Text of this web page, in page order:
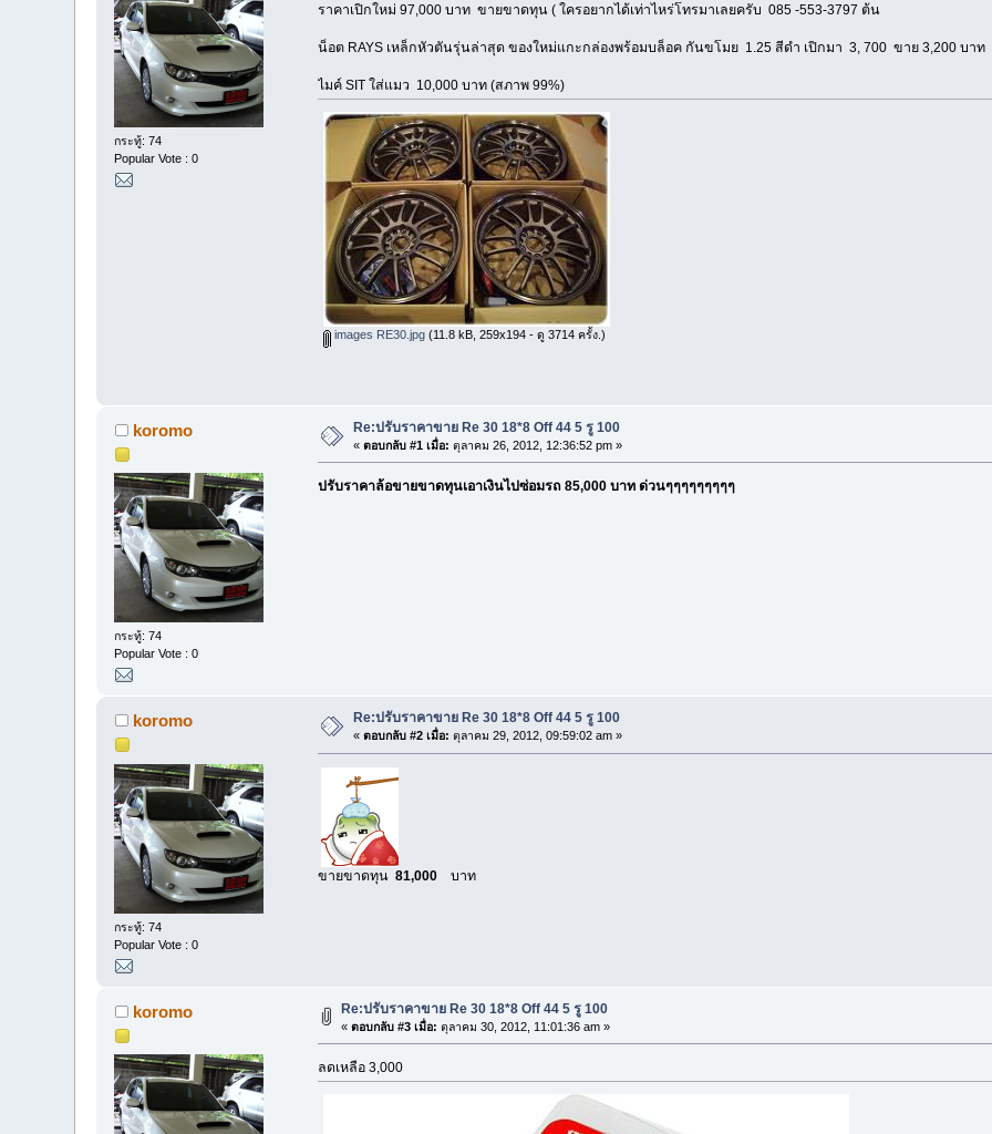
กระทู้: 74
Popular Vote : 0
ราคาเปิกใหม่ 97,000 บาท ขายขาดทุน ( ใครอยากได้เท่าไหร่โทรมาเลยครับ 085 -553-3797 ต้น
น็อต RAYS เหล็กหัวตันรุ่นล่าสุด ของใหม่แกะกล่องพร้อมบล็อค กันขโมย 1.25 สีดำ เปิกมา 3, 700 ขาย 3,200 บาท
ไมค์ SIT ใส่แมว 10,000 บาท (สภาพ 99%)
images RE30.jpg (11.8 kB, 259x194 - ดู 3714 ครั้ง.)
koromo
กระทู้: 74
Popular Vote : 0
Re:ปรับราคาขาย Re 30 18*8 Off 44 5 รู 100
«ตอบกลับ #1 เมื่อ: ตุลาคม 26, 2012, 12:36:52 pm »
ปรับราคาล้อขายขาดทุนเอาเงินไปซ่อมรถ 85,000 บาท ด่วนๆๆๆๆๆๆๆๆๆ
koromo
กระทู้: 74
Popular Vote : 0
Re:ปรับราคาขาย Re 30 18*8 Off 44 5 รู 100
«ตอบกลับ #2 เมื่อ: ตุลาคม 29, 2012, 09:59:02 am »
ขายขาดทุน 81,000 บาท
koromo Re:ปรับราคาขาย Re 30 18*8 Off 44 5 รู 100
«ตอบกลับ #3 เมื่อ: ตุลาคม 30, 2012, 11:01:36 am »
ลดเหลือ 3,000